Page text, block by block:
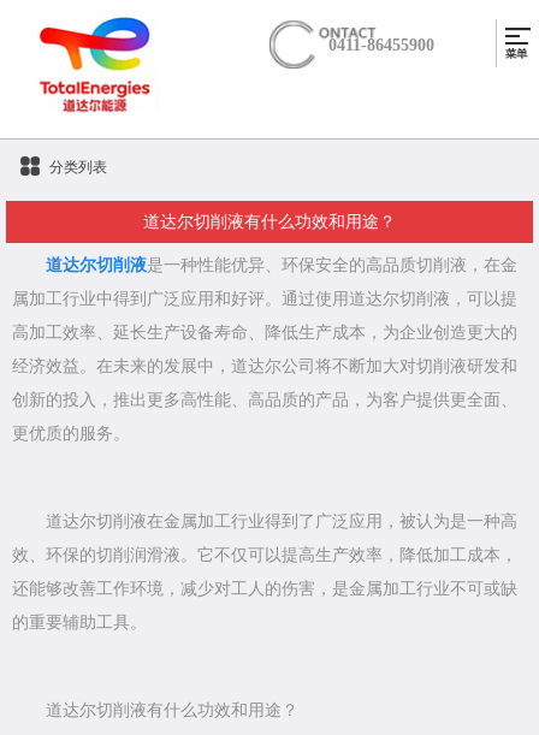
0411-86455900
分类列表
道达尔切削液有什么功效和用途？
道达尔切削液是一种性能优异、环保安全的高品质切削液，在金
属加工行业中得到广泛应用和好评。通过使用道达尔切削液，可以提
高加工效率、延长生产设备寿命、降低生产成本，为企业创造更大的
经济效益。在未来的发展中，道达尔公司将不断加大对切削液研发和
创新的投入，推出更多高性能、高品质的产品，为客户提供更全面、
更优质的服务。
道达尔切削液在金属加工行业得到了广泛应用，被认为是一种高
效、环保的切削润滑液。它不仅可以提高生产效率，降低加工成本，
还能够改善工作环境，减少对工人的伤害，是金属加工行业不可或缺
的重要辅助工具。
道达尔切削液有什么功效和用途？